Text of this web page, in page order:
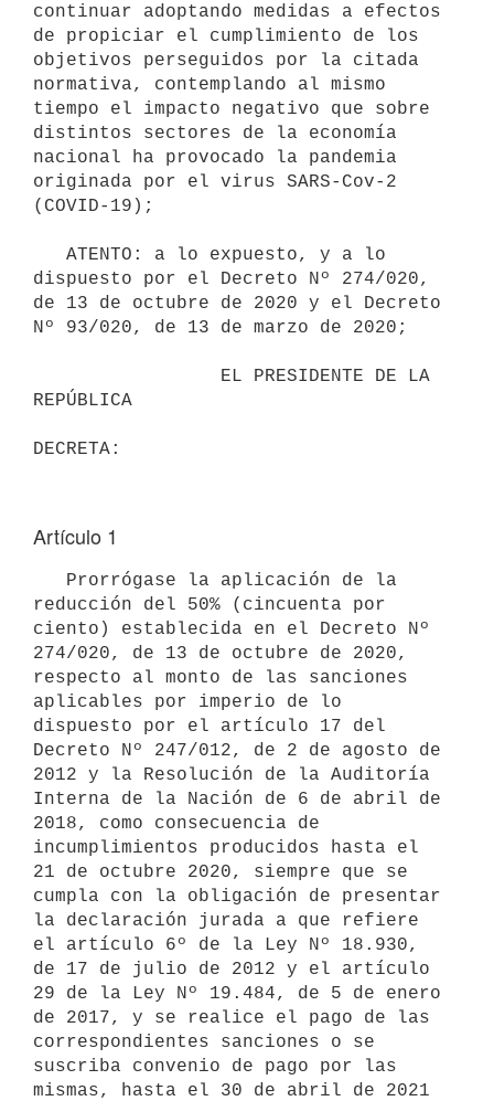
continuar adoptando medidas a efectos
de propiciar el cumplimiento de los
objetivos perseguidos por la citada
normativa, contemplando al mismo
tiempo el impacto negativo que sobre
distintos sectores de la economía
nacional ha provocado la pandemia
originada por el virus SARS-Cov-2
(COVID-19);
dispuesto por el Decreto Nº 274/020,
de 13 de octubre de 2020 y el Decreto
Nº 93/020, de 13 de marzo de 2020;
REPÚBLICA
Artículo 1
reducción del 50% (cincuenta por
ciento) establecida en el Decreto Nº
274/020, de 13 de octubre de 2020,
respecto al monto de las sanciones
aplicables por imperio de lo
dispuesto por el artículo 17 del
Decreto Nº 247/012, de 2 de agosto de
2012 y la Resolución de la Auditoría
Interna de la Nación de 6 de abril de
2018, como consecuencia de
incumplimientos producidos hasta el
21 de octubre 2020, siempre que se
cumpla con la obligación de presentar
la declaración jurada a que refiere
el artículo 6º de la Ley Nº 18.930,
de 17 de julio de 2012 y el artículo
29 de la Ley Nº 19.484, de 5 de enero
de 2017, y se realice el pago de las
correspondientes sanciones o se
suscriba convenio de pago por las
mismas, hasta el 30 de abril de 2021